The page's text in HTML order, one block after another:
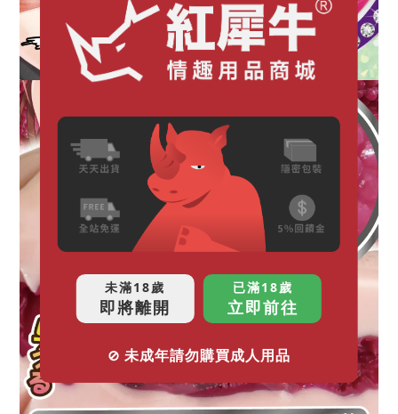
未滿18歲
即將離開
已滿18歲
立即前往
⊘ 未成年請勿購買成人用品